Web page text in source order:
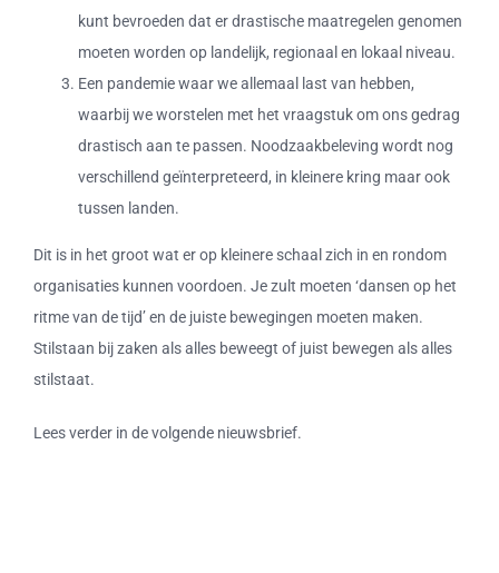
kunt bevroeden dat er drastische maatregelen genomen
moeten worden op landelijk, regionaal en lokaal niveau.
Een pandemie waar we allemaal last van hebben,
waarbij we worstelen met het vraagstuk om ons gedrag
drastisch aan te passen. Noodzaakbeleving wordt nog
verschillend geïnterpreteerd, in kleinere kring maar ook
tussen landen.
Dit is in het groot wat er op kleinere schaal zich in en rondom
organisaties kunnen voordoen. Je zult moeten ‘dansen op het
ritme van de tijd’ en de juiste bewegingen moeten maken.
Stilstaan bij zaken als alles beweegt of juist bewegen als alles
stilstaat.
Lees verder in de volgende nieuwsbrief.